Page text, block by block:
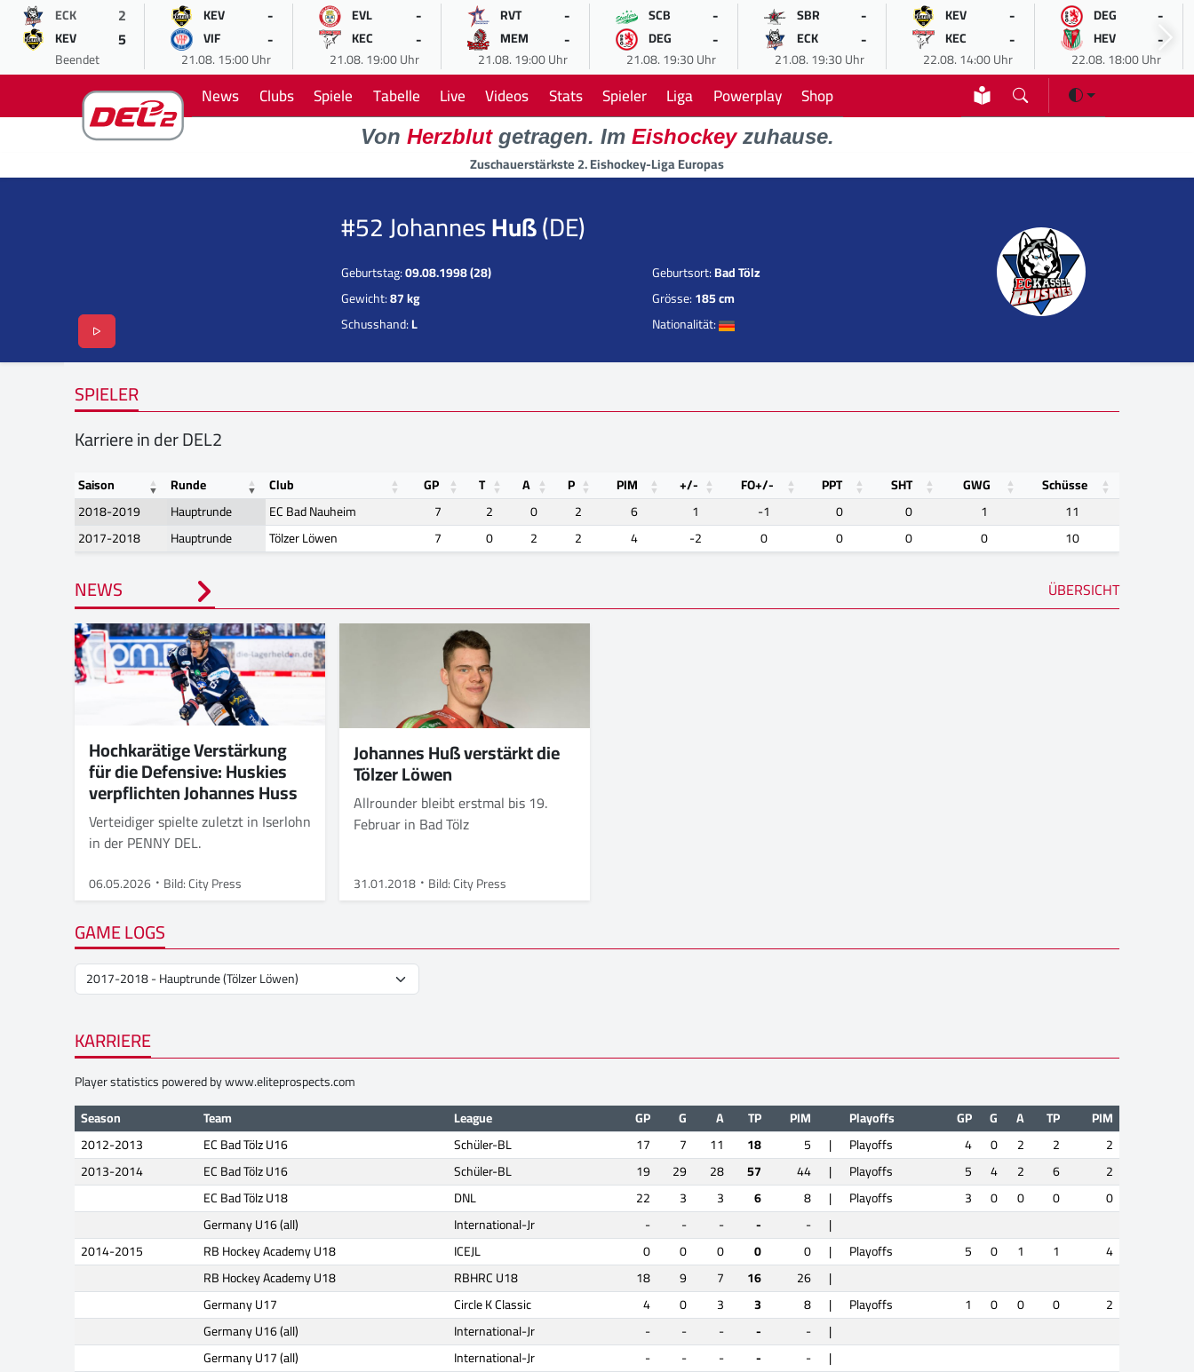
ECK 2
KEV 5
Beendet
KEV -
VIF -
21.08. 15:00 Uhr
EVL -
KEC -
21.08. 19:00 Uhr
RVT -
MEM -
21.08. 19:00 Uhr
SCB -
DEG -
21.08. 19:30 Uhr
SBR -
ECK -
21.08. 19:30 Uhr
KEV -
KEC -
22.08. 14:00 Uhr
DEG -
HEV -
22.08. 18:00 Uhr
News Clubs Spiele Tabelle Live Videos Stats Spieler Liga Powerplay Shop
Von Herzblutgetragen. Im Eishockeyzuhause.
Zuschauerstärkste 2. Eishockey-Liga Europas
#52 JohannesHuß(DE)
Geburtstag:09.08.1998 (28) Geburtsort:Bad Tölz
Gewicht:87 kg Grösse:185 cm
Schusshand:L Nationalität:
SPIELER
Karriere in der DEL2
Saison Runde Club GP T A P PIM +/- FO+/- PPT SHT GWG
Schüsse
2018-2019
Hauptrunde EC Bad Nauheim 7 2 0 2 6 1 -1 0 0 1
11
2017-2018
Hauptrunde Tölzer Löwen 7 0 2 2 4 -2 0 0 0 0 10
NEWS ÜBERSICHT
Hochkarätige Verstärkung
für die Defensive: Huskies
verpflichten Johannes Huss
Verteidiger spielte zuletzt in Iserlohn
in der PENNY DEL.
06.05.2026 Bild: City Press
Johannes Huß verstärkt die
Tölzer Löwen
Allrounder bleibt erstmal bis 19.
Februar in Bad Tölz
31.01.2018 Bild: City Press
GAME LOGS
KARRIERE
Player statistics powered bywww.eliteprospects.com
Season
Team League GP G A TP PIM Playoffs GP G A TP
PIM
2012-2013
EC Bad Tölz U16 Schüler-BL 17 7 11 18 5 | Playoffs 4 0 2 2
2
2013-2014
EC Bad Tölz U16 Schüler-BL 19 29 28 57 44 | Playoffs 5 4 2 6
2
EC Bad Tölz U18
DNL 22 3 3 6 8 | Playoffs 3 0 0 0
0
Germany U16 (all)
International-Jr - - - - -
|
2014-2015
RB Hockey Academy U18 ICEJL 0 0 0 0 0 | Playoffs 5 0 1 1
4
RB Hockey Academy U18
RBHRC U18 18 9 7 16 26
|
Germany U17
Circle K Classic 4 0 3 3 8 | Playoffs 1 0 0 0
2
Germany U16 (all)
International-Jr - - - - -
|
Germany U17 (all)
International-Jr - - - - -
|